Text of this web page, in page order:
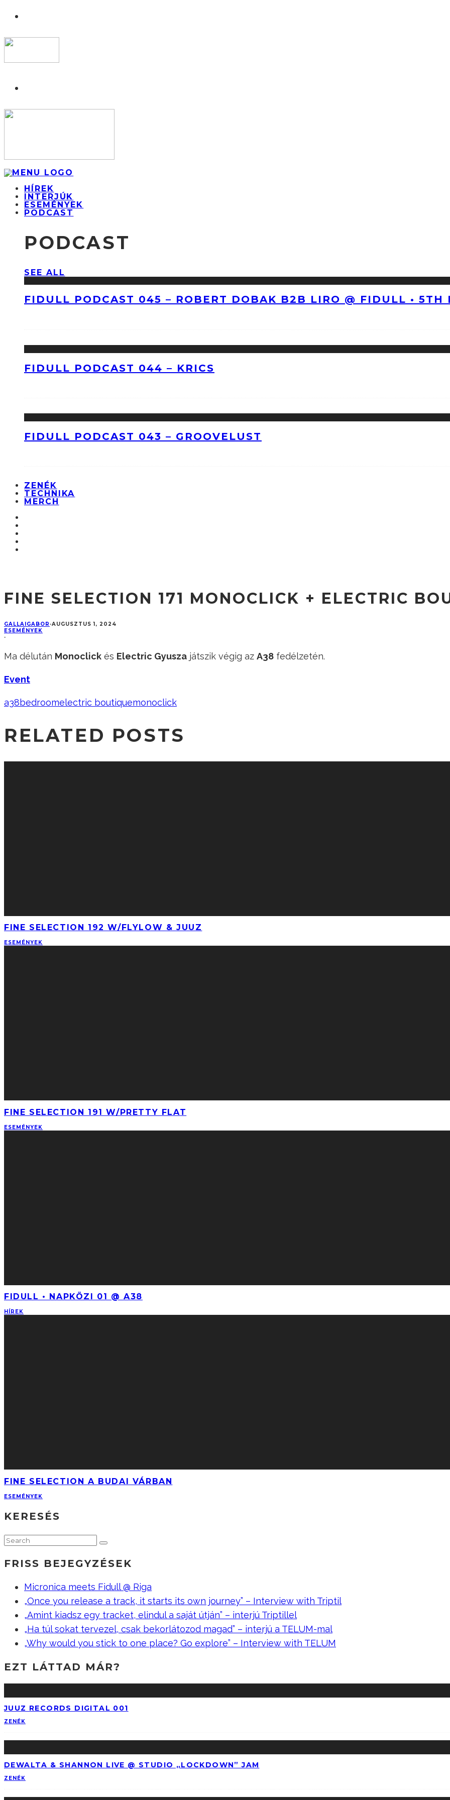
HÍREK
INTERJÚK
ESEMÉNYEK
PODCAST
PODCAST
SEE ALL
FIDULL PODCAST 045 – ROBERT DOBAK B2B LIRO @ FIDULL • 5TH
FIDULL PODCAST 044 – KRICS
FIDULL PODCAST 043 – GROOVELUST
ZENÉK
TECHNIKA
MERCH
FINE SELECTION 171 MONOCLICK + ELECTRIC
GALLAIGABOR ·AUGUSZTUS 1, 2024
ESEMÉNYEK
·
Ma délután Monoclick és Electric Gyusza játszik végig az A38 fedélzetén.
Event
a38bedroomelectric boutiquemonoclick
RELATED POSTS
FINE SELECTION 192 W/FLYLOW & JUUZ
ESEMÉNYEK
FINE SELECTION 191 W/PRETTY FLAT
ESEMÉNYEK
FIDULL • NAPKÖZI 01 @ A38
HÍREK
FINE SELECTION A BUDAI VÁRBAN
ESEMÉNYEK
KERESÉS
FRISS BEJEGYZÉSEK
Micronica meets Fidull @ Riga
„Once you release a track, it starts its own journey” – Interview with Triptil
„Amint kiadsz egy tracket, elindul a saját útján” – interjú Triptillel
„Ha túl sokat tervezel, csak bekorlátozod magad” – interjú a TELUM-mal
„Why would you stick to one place? Go explore” – Interview with TELUM
EZT LÁTTAD MÁR?
JUUZ RECORDS DIGITAL 001
ZENÉK
DEWALTA & SHANNON LIVE @ STUDIO „LOCKDOWN” JAM
ZENÉK